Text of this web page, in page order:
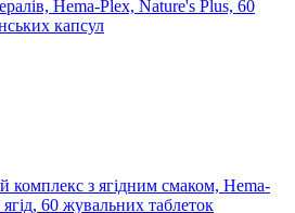
Hema-Plex, Nature's Plus, 60
капсул